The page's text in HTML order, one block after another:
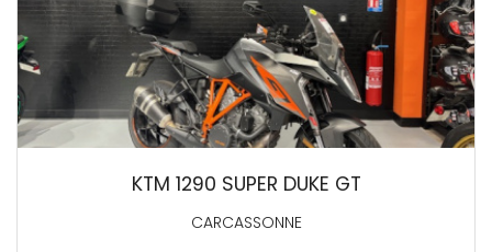
KTM 1290 SUPER DUKE GT
CARCASSONNE